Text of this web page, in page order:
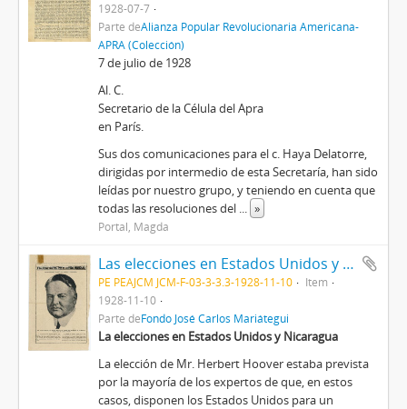
1928-07-7
Parte deAlianza Popular Revolucionaria Americana-
APRA (Colección)
7 de julio de 1928
Al. C.
Secretario de la Célula del Apra
en París.
Sus dos comunicaciones para el c. Haya Delatorre,
dirigidas por intermedio de esta Secretaría, han sido
leídas por nuestro grupo, y teniendo en cuenta que
todas las resoluciones del ... »
Portal, Magda
Las elecciones en Estados Unidos y Nicaragua [Recorte de prensa]
PE PEAJCM JCM-F-03-3-3.3-1928-11-10
Item
1928-11-10
Parte deFondo José Carlos Mariátegui
La elecciones en Estados Unidos y Nicaragua
La elección de Mr. Herbert Hoover estaba prevista
por la mayoría de los expertos de que, en estos
casos, disponen los Estados Unidos para un